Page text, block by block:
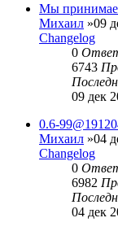
Мы
Михаил »09
Changelog
0
6743
09 дек
0.6-
Михаил »04
Changelog
0
6982
04 дек